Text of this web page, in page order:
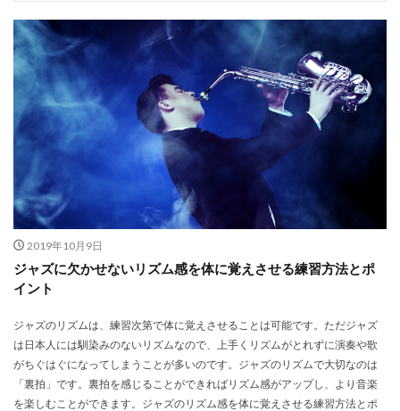
2019年10月9日
ジャズに欠かせないリズム感を体に覚えさせる練習方法とポ
イント
ジャズのリズムは、練習次第で体に覚えさせることは可能です。ただジャズ
は日本人には馴染みのないリズムなので、上手くリズムがとれずに演奏や歌
がちぐはぐになってしまうことが多いのです。ジャズのリズムで大切なのは
「裏拍」です。裏拍を感じることができればリズム感がアップし、より音楽
を楽しむことができます。ジャズのリズム感を体に覚えさせる練習方法とポ